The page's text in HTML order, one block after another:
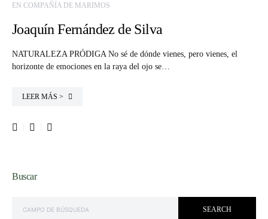
EN COMPAÑÍA DE MARIMOS
Joaquín Fernández de Silva
NATURALEZA PRÓDIGA No sé de dónde vienes, pero vienes, el
horizonte de emociones en la raya del ojo se…
LEER MÁS >
Buscar
SEARCH